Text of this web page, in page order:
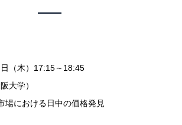
（木）17:15～18:45
大学）
場における日中の価格発見